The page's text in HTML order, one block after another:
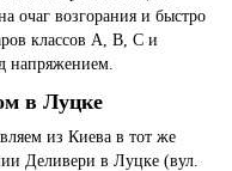
очаг возгорания и быстро
классов A, B, C и
напряжением.
в Луцке
из Киева в тот же
Деливери в Луцке (вул.